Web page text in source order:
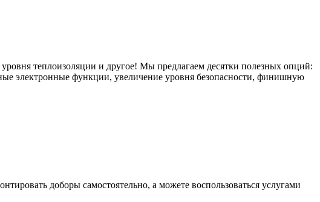
теплоизоляции и другое! Мы предлагаем десятки полезных опций:
электронные функции, увеличение уровня безопасности, финишную
доборы самостоятельно, а можете воспользоваться услугами